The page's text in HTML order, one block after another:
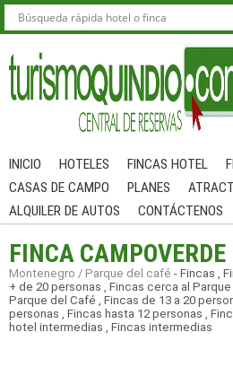
INICIO HOTELES FINCAS HOTEL
CASAS DE CAMPO
PLANES
ALQUILER DE AUTOS
CONTÁCTENOS
FINCA CAMPOVERDE
Montenegro / Parque del café - Fincas ,
+ de 20 personas , Fincas cerca al
Parque del Café , Fincas de 13 a 20
personas , Fincas hasta 12 personas ,
hotel intermedias , Fincas intermedias